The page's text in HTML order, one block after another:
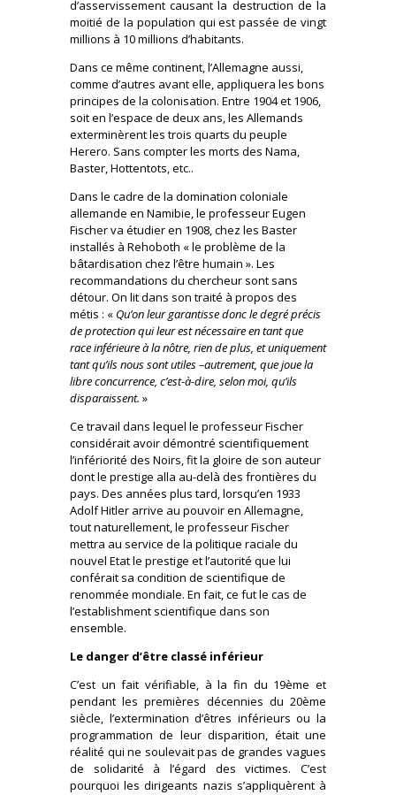
d’asservissement causant la destruction de la
moitié de la population qui est passée de vingt
millions à 10 millions d’habitants.
Dans ce même continent, l’Allemagne aussi,
comme d’autres avant elle, appliquera les bons
principes de la colonisation. Entre 1904 et 1906,
soit en l’espace de deux ans, les Allemands
exterminèrent les trois quarts du peuple
Herero. Sans compter les morts des Nama,
Baster, Hottentots, etc..
Dans le cadre de la domination coloniale
allemande en Namibie, le professeur Eugen
Fischer va étudier en 1908, chez les Baster
installés à Rehoboth « le problème de la
bâtardisation chez l’être humain ». Les
recommandations du chercheur sont sans
détour. On lit dans son traité à propos des
métis : « Qu’on leur garantisse donc le degré précis
de protection qui leur est nécessaire en tant que
race inférieure à la nôtre, rien de plus, et uniquement
tant qu’ils nous sont utiles –autrement, que joue la
libre concurrence, c’est-à-dire, selon moi, qu’ils
disparaissent. »
Ce travail dans lequel le professeur Fischer
considérait avoir démontré scientifiquement
l’infériorité des Noirs, fit la gloire de son auteur
dont le prestige alla au-delà des frontières du
pays. Des années plus tard, lorsqu’en 1933
Adolf Hitler arrive au pouvoir en Allemagne,
tout naturellement, le professeur Fischer
mettra au service de la politique raciale du
nouvel Etat le prestige et l’autorité que lui
conférait sa condition de scientifique de
renommée mondiale. En fait, ce fut le cas de
l’establishment scientifique dans son
ensemble.
Le danger d’être classé inférieur
C’est un fait vérifiable, à la fin du 19ème et
pendant les premières décennies du 20ème
siècle, l’extermination d’êtres inférieurs ou la
programmation de leur disparition, était une
réalité qui ne soulevait pas de grandes vagues
de solidarité à l’égard des victimes. C’est
pourquoi les dirigeants nazis s’appliquèrent à